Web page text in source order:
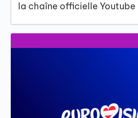
la chaîne officielle Youtube